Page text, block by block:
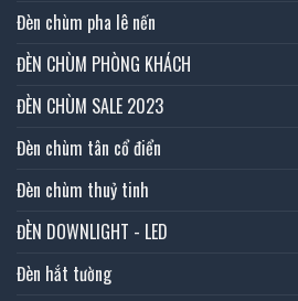
Đèn chùm pha lê nến
ĐÈN CHÙM PHÒNG KHÁCH
ĐÈN CHÙM SALE 2023
Đèn chùm tân cổ điển
Đèn chùm thuỷ tinh
ĐÈN DOWNLIGHT - LED
Đèn hắt tường